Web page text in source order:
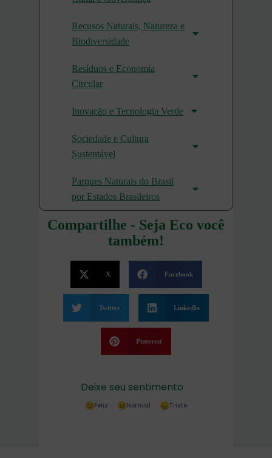
Recusos Naturais, Natureza e
Biodiversidade
Resíduos e Economia
Circular
Inovação e Tecnologia Verde
Sociedade e Cultura
Sustentável
Parques Naturais do Brasil
por Estados Brasileiros
Compartilhe - Seja Eco você
também!
X Facebook
Twitter LinkedIn
Pinterest
Deixe seu sentimento
Feliz Normal Triste